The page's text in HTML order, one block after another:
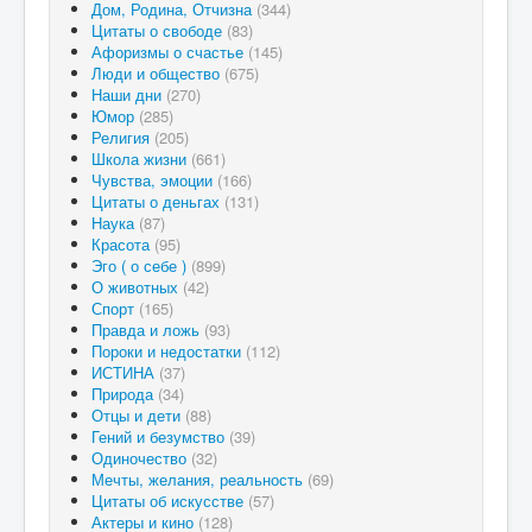
Дом, Родина, Отчизна (344)
Цитаты о свободе (83)
Афоризмы о счастье (145)
Люди и общество (675)
Наши дни (270)
Юмор (285)
Религия (205)
Школа жизни (661)
Чувства, эмоции (166)
Цитаты о деньгах (131)
Наука (87)
Красота (95)
Эго ( о себе ) (899)
О животных (42)
Спорт (165)
Правда и ложь (93)
Пороки и недостатки (112)
ИСТИНА (37)
Природа (34)
Отцы и дети (88)
Гений и безумство (39)
Одиночество (32)
Мечты, желания, реальность (69)
Цитаты об искусстве (57)
Актеры и кино (128)